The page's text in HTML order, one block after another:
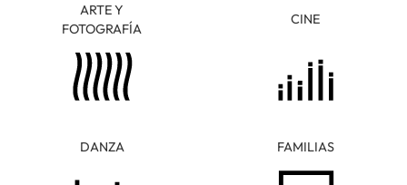
ARTE Y
FOTOGRAFÍA
CINE
DANZA FAMILIAS